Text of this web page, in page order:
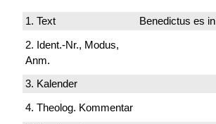
1. Text Benedictus es
2. Ident.-Nr., Modus,
Anm.
3. Kalender
4. Theolog. Kommentar